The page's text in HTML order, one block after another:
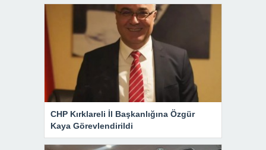
CHP Kırklareli İl Başkanlığına Özgür
Kaya Görevlendirildi